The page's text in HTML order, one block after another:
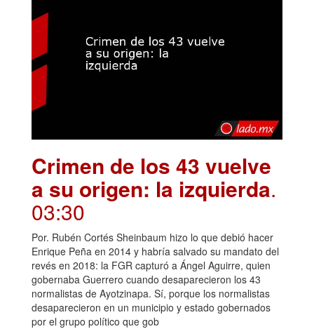
Crimen de los 43 vuelve
a su origen: la izquierda.
03:30
Por. Rubén Cortés Sheinbaum hizo lo que debió hacer
Enrique Peña en 2014 y habría salvado su mandato del
revés en 2018: la FGR capturó a Ángel Aguirre, quien
gobernaba Guerrero cuando desaparecieron los 43
normalistas de Ayotzinapa. Sí, porque los normalistas
desaparecieron en un municipio y estado gobernados
por el grupo político que gob